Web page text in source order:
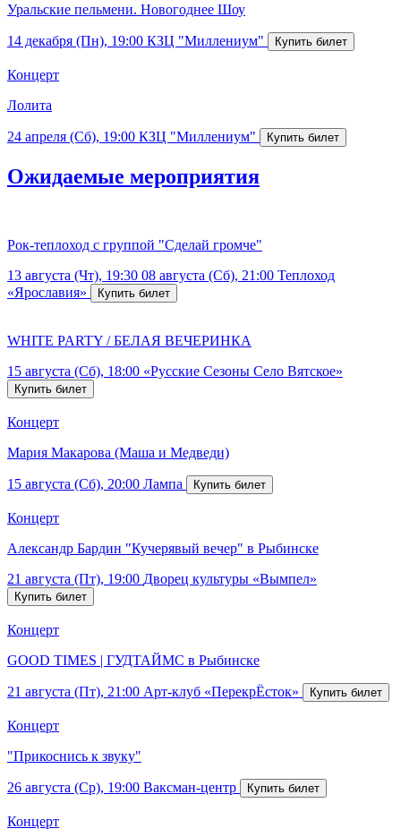
Уральские пельмени. Новогоднее Шоу
14 декабря (Пн), 19:00 КЗЦ "Миллениум"
Концерт
Лолита
24 апреля (Сб), 19:00 КЗЦ "Миллениум"
Ожидаемые мероприятия
Рок-теплоход с группой "Сделай громче"
13 августа (Чт), 19:30 08 августа (Сб), 21:00 Теплоход
«Ярославия»
WHITE PARTY / БЕЛАЯ ВЕЧЕРИНКА
15 августа (Сб), 18:00 «Русские Сезоны Село Вятское»
Концерт
Мария Макарова (Маша и Медведи)
15 августа (Сб), 20:00 Лампа
Концерт
Александр Бардин "Кучерявый вечер" в Рыбинске
21 августа (Пт), 19:00 Дворец культуры «Вымпел»
Концерт
GOOD TIMES | ГУДТАЙМС в Рыбинске
21 августа (Пт), 21:00 Арт-клуб «ПерекрЁсток»
Концерт
"Прикоснись к звуку"
26 августа (Ср), 19:00 Ваксман-центр
Концерт